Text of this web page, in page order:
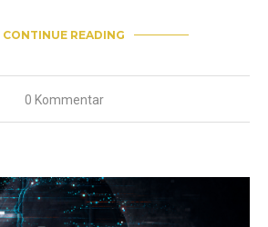
CONTINUE READING
0 Kommentar